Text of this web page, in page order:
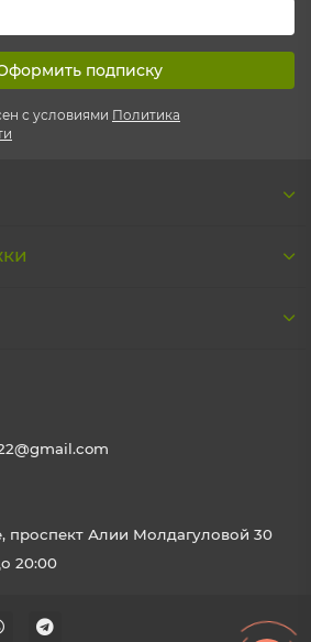
подписку
с условиями Политика
проспект Алии Молдагуловой 30
20:00